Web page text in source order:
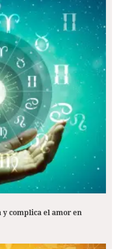
complica el amor en